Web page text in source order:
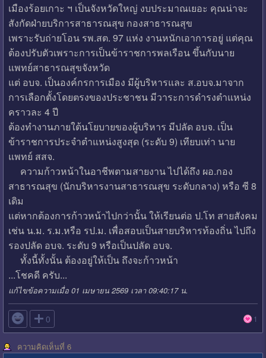
เมืองร้อยเกาะ ฯ เป็นจังหวัดใหญ่ งบประมาณเยอะ คุณน่าจะ
สังกัดฝ่ายบริการสาธารณสุข กองสาธารณสุข
เพราะรับถ่ายโอน รพ.สต. 97 แห่ง งานหนักเอาการอยู่ แต่คุณ
ต้องปรับตัวเพราะการเป็นข้าราชการพลเรือน ขึ้นกับนาย
แพทย์สาธารณสุขจังหวัด
แต่ อบจ. เป็นองค์กรการเมือง มีผู้บริหารและ ส.อบจ.มาจาก
การเลือกตั้งโดยตรงของประชาชน มีวาระการดำรงตำแหน่ง
คราวละ 4 ปี
ต้องทำงานภายใต้นโยบายของผู้บริหาร มีปลัด อบจ. เป็น
ข้าราชการประจำตำแหน่งสูงสุด (ระดับ 9) เทียบเท่า นาย
แพทย์ สสจ.
ความก้าวหน้าในอาชีพตามสายงาน ไปได้ถึง ผอ.กอง
สาธารณสุข (นักบริหารงานสาธารณสุข ระดับกลาง) หรือ ซี 8
เดิม
แต่หากต้องการก้าวหน้าไปกว่านั้น ให้เรียนต่อ ป.โท สายสังคม
เช่น น.ม. ร.ม.หรือ รป.ม. เพื่อสอบเป็นสายบริหารท้องถิ่น ไปถึง
รองปลัด อบจ. ระดับ 9 หรือเป็นปลัด อบจ.
ทั้งนี้ทั้งนั้น ต้องอยู่ให้เป็น ถึงจะก้าวหน้า
...โชคดี ครับ...
แก้ไขข้อความเมื่อ 01 เมษายน 2569 เวลา 09:40:17 น.
 0 1
ความคิดเห็นที่ 6